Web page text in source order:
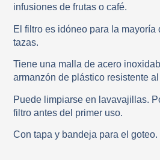
infusiones de frutas o café.
El filtro es idóneo para la mayoría
tazas.
Tiene una malla de acero
armanzón de plástico resistente al
Puede limpiarse en lavavajillas.
filtro antes del primer uso.
Con tapa y bandeja para el goteo.